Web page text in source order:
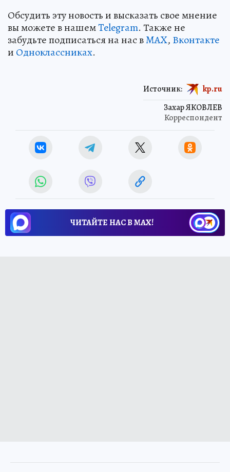
Обсудить эту новость и высказать свое мнение
вы можете в нашемTelegram. Также не
забудьте подписаться на нас вMAX, Вконтакте
и Одноклассниках.
Захар ЯКОВЛЕВ
Корреспондент
Источник: kp.ru
ЧИТАЙТЕ НАС В МАХ!